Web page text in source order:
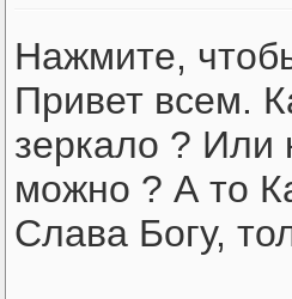
Нажмите,
Привет всем.
зеркало ? Или
можно ? А то
Слава Богу,